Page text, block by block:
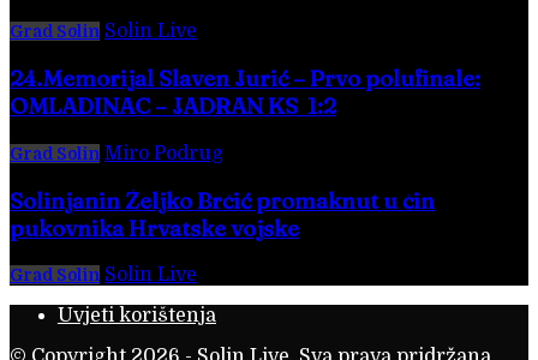
Grad Solin Solin Live
24.Memorijal Slaven Jurić – Prvo polufinale:
OMLADINAC – JADRAN KS 1:2
Grad Solin Miro Podrug
Solinjanin Željko Brčić promaknut u čin
pukovnika Hrvatske vojske
Grad Solin Solin Live
Uvjeti korištenja